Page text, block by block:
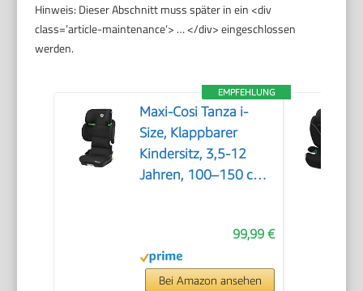
Hinweis: Dieser Abschnitt muss später in ein <div
class=’article-maintenance‘> … </div> eingeschlossen
werden.
EMPFEHLUNG
Maxi-Cosi Tanza i-
Size, Klappbarer
Kindersitz, 3,5-12
Jahren, 100–150 cm,
Reiseautositz, G-CELL
Seitenaufprallschutz,
99,99 €
Bei Amazon ansehen